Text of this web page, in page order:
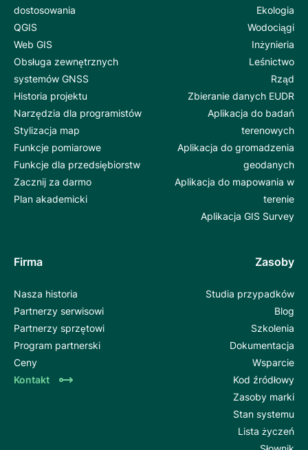
dostosowania
QGIS
Web GIS
Obsługa zewnętrznych
systemów GNSS
Historia projektu
Narzędzia dla programistów
Stylizacja map
Funkcje pomiarowe
Funkcje dla przedsiębiorstw
Zacznij za darmo
Plan akademicki
Ekologia
Wodociągi
Inżynieria
Leśnictwo
Rząd
Zbieranie danych EUDR
Aplikacja do badań
terenowych
Aplikacja do gromadzenia
geodanych
Aplikacja do mapowania w
terenie
Aplikacja GIS Survey
Firma
Nasza historia
Partnerzy serwisowi
Partnerzy sprzętowi
Program partnerski
Ceny
Kontakt
Zasoby
Studia przypadków
Blog
Szkolenia
Dokumentacja
Wsparcie
Kod źródłowy
Zasoby marki
Stan systemu
Lista życzeń